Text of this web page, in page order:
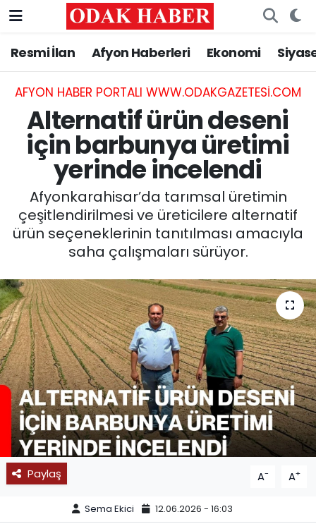
Resmi İlan Afyon Haberleri Ekonomi
AFYON HABER PORTALI WWW.ODAKGAZETESI.COM
Alternatif ürün deseni
için barbunya üretimi
yerinde incelendi
Afyonkarahisar’da tarımsal üretimin
çeşitlendirilmesi ve üreticilere alternatif
ürün seçeneklerinin tanıtılması amacıyla
saha çalışmaları sürüyor.
Paylaş A- A+
Sema Ekici 12.06.2026 - 16:03
AFYONKARAHİSAR HABERLERİ
Resmi İlan
ASAYİŞ
GÜNCEL
SİYASET
EĞİTİM
SAĞLIK
SPOR
11:11 MANŞET
Nöbetçi Eczaneler
Hava Durumu
Trafik Durumu
Süper Lig Puan Durumu ve Fikstür
Tüm Manşetler
Son Dakika Haberleri